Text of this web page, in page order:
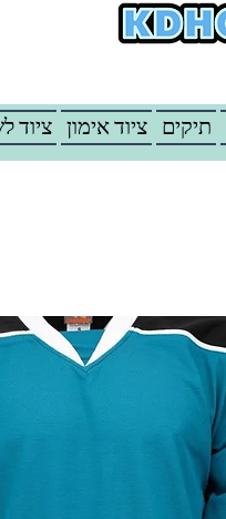
תיקים ציוד אימון ציוד